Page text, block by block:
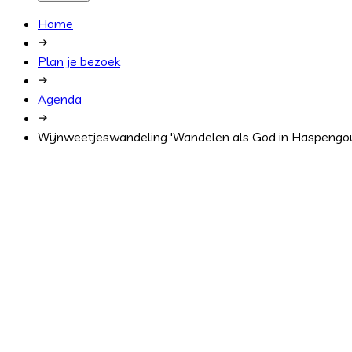
Home
Plan je bezoek
Agenda
Wijnweetjeswandeling 'Wandelen als God in